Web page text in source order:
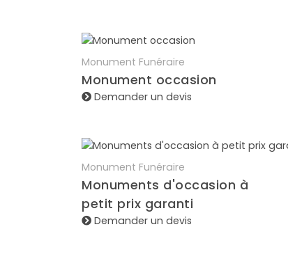
En savoir plus
Monument Funéraire
Monument occasion
Demander un devis
En savoir plus
Monument Funéraire
Monuments d'occasion à
petit prix garanti
Demander un devis